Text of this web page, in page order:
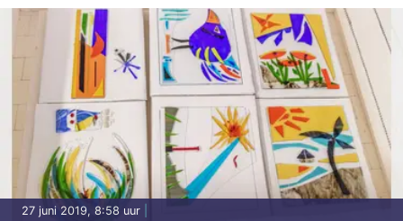
27 juni 2019, 8:58 uur